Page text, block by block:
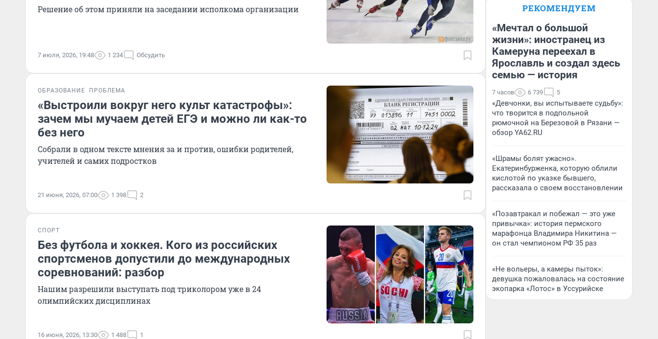
Решение об этом приняли на заседании исполкома организации
7 июля, 2026, 19:48 1 234 Обсудить
ОБРАЗОВАНИЕ ПРОБЛЕМА
«Выстроили вокруг него культ катастрофы»:
зачем мы мучаем детей ЕГЭ и можно ли как-то
без него
Собрали в одном тексте мнения за и против, ошибки родителей,
учителей и самих подростков
21 июня, 2026, 07:00 1 398 2
СПОРТ
Без футбола и хоккея. Кого из российских
спортсменов допустили до международных
соревнований: разбор
Нашим разрешили выступать под триколором уже в 24
олимпийских дисциплинах
16 июня, 2026, 13:30 1 488 1
РЕКОМЕНДУЕМ
«Мечтал о большой
жизни»: иностранец из
Камеруна переехал в
Ярославль и создал здесь
семью — история
7 часов 6 739 5
«Девчонки, вы испытываете судьбу»:
что творится в подпольной
рюмочной на Березовой в Рязани —
обзор YA62.RU
«Шрамы болят ужасно».
Екатеринбурженка, которую облили
кислотой по указке бывшего,
рассказала о своем восстановлении
«Позавтракал и побежал — это уже
привычка»: история пермского
марафонца Владимира Никитина —
он стал чемпионом РФ 35 раз
«Не вольеры, а камеры пыток»:
девушка пожаловалась на состояние
экопарка «Лотос» в Уссурийске